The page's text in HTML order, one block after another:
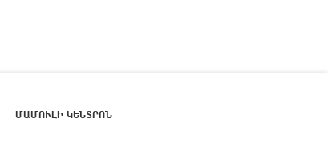
ՄԱՄՈՒԼԻ ԿԵՆՏՐՈՆ